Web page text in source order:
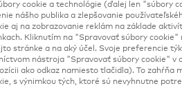
cookie a technológie (ďalej len "súbory
nášho publika a zlepšovanie
aj na zobrazovanie reklám na základe
Kliknutím na "Spravovať súbory cookie"
stránke a na aký účel. Svoje preferencie
nástroja "Spravovať súbory cookie" v
ako odkaz namiesto tlačidla). To zahŕňa
s výnimkou tých, ktoré sú nevyhnutne